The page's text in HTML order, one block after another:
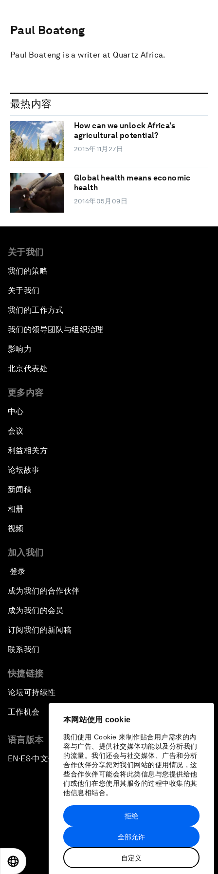
本网站使用 cookie
我们使用 Cookie 来制作贴合用户需求的内
容与广告、提供社交媒体功能以及分析我们
的流量。我们还会与社交媒体、广告和分析
合作伙伴分享您对我们网站的使用情况，这
些合作伙伴可能会将此类信息与您提供给他
们或他们在您使用其服务的过程中收集的其
他信息相结合。
全部允许
自定义
拒绝
Paul Boateng
Paul Boateng is a writer at Quartz Africa.
最热内容
How can we unlock Africa’s
agricultural potential?
2015年11月27日
Global health means economic
health
2014年05月09日
关于我们
我们的策略
关于我们
我们的工作方式
我们的领导团队与组织治理
影响力
北京代表处
更多内容
中心
会议
利益相关方
论坛故事
新闻稿
相册
视频
加入我们
登录
成为我们的合作伙伴
成为我们的会员
订阅我们的新闻稿
联系我们
快捷链接
论坛可持续性
工作机会
语言版本
EN ▪ES▪中文▪ 日本語
站点地图
世界经济论坛